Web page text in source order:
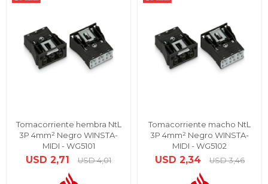
Tomacorriente hembra NtL
3P 4mm² Negro WINSTA-
MIDI - WG5101
USD 2,71 USD 4,01
Tomacorriente macho NtL
3P 4mm² Negro WINSTA-
MIDI - WG5102
USD 2,34 USD 3,46